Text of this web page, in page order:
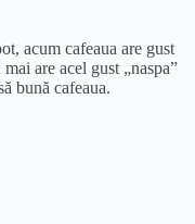
acum cafeaua are gust
are acel gust „naspa”
bună cafeaua.